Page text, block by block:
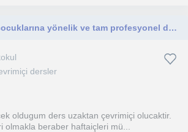
Derslerim ilkokul çocuklarına yönelik ve tam profesyonel değildir.
dersler
oldugum ders uzaktan çevrimiçi olucaktir.
olmakla beraber haftaiçleri mü...